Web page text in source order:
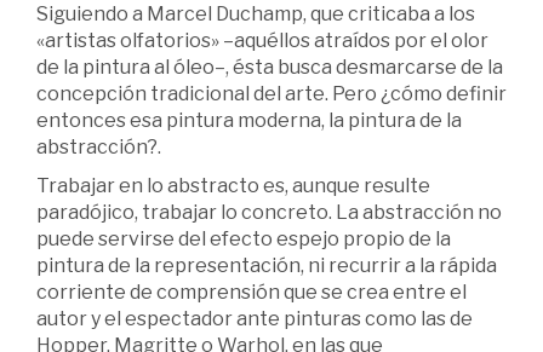
Siguiendo a Marcel Duchamp, que criticaba a los
«artistas olfatorios» –aquéllos atraídos por el olor
de la pintura al óleo–, ésta busca desmarcarse de la
concepción tradicional del arte. Pero ¿cómo definir
entonces esa pintura moderna, la pintura de la
abstracción?.
Trabajar en lo abstracto es, aunque resulte
paradójico, trabajar lo concreto. La abstracción no
puede servirse del efecto espejo propio de la
pintura de la representación, ni recurrir a la rápida
corriente de comprensión que se crea entre el
autor y el espectador ante pinturas como las de
Hopper, Magritte o Warhol, en las que